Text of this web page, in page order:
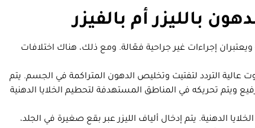
بالليزر أم بالفيزر
إجراءات غير جراحية فعّالة. ومع ذلك، هناك اختلافات
عالية التردد لتفتيت وتخليص الدهون المتراكمة في الجسم. يتم
ويتم تحريكه في المناطق المستهدفة لتحطيم الخلايا الدهنية
الدهنية. يتم إدخال ألياف الليزر عبر بقع صغيرة في الجلد،